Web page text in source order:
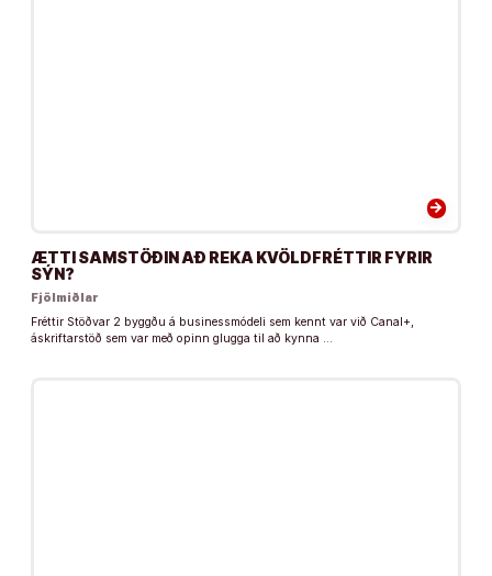
arrow_forward
ÆTTI SAMSTÖÐIN AÐ REKA KVÖLDFRÉTTIR FYRIR
SÝN?
Fjölmiðlar
Fréttir Stöðvar 2 byggðu á businessmódeli sem kennt var við Canal+,
áskriftarstöð sem var með opinn glugga til að kynna …